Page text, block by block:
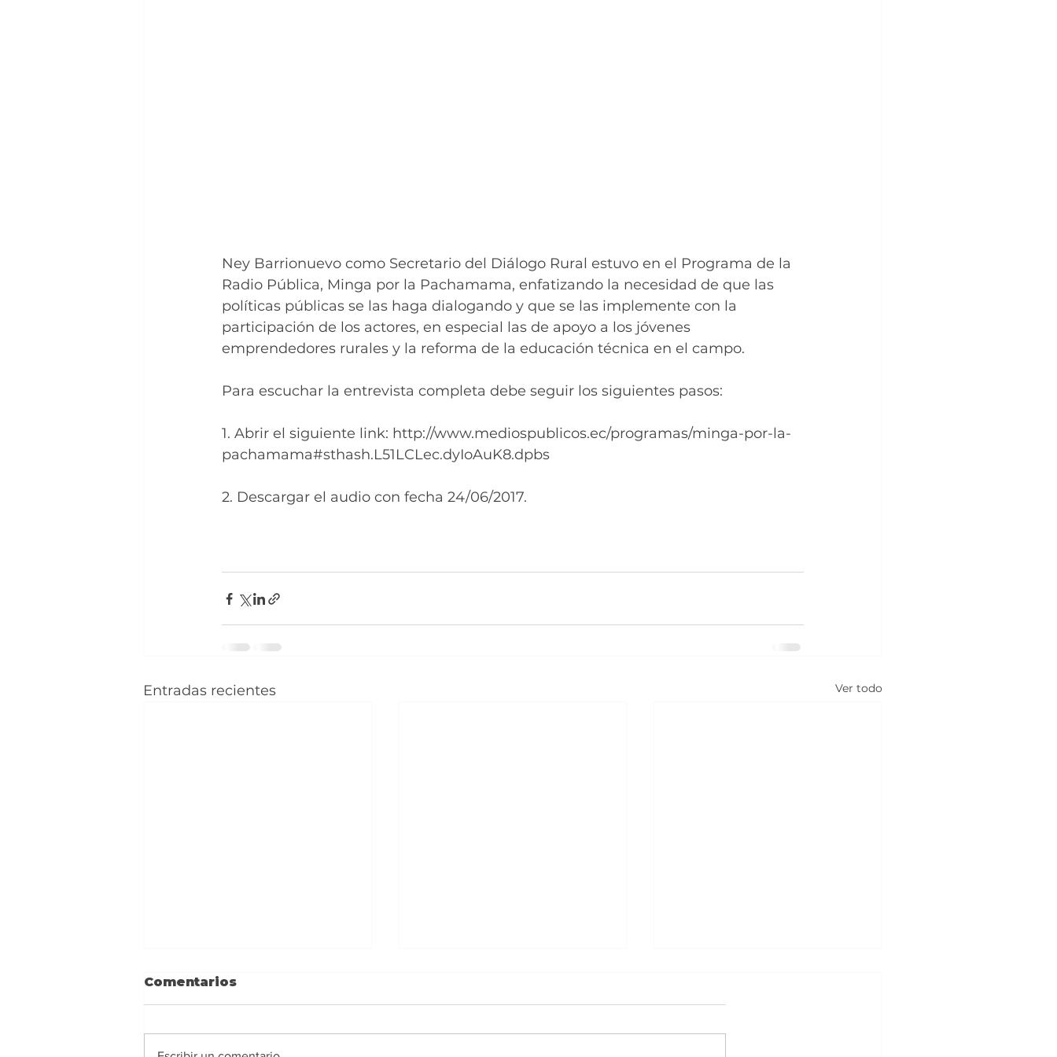
Ney Barrionuevo como Secretario del Diálogo Rural estuvo en el Programa de la
Radio Pública, Minga por la Pachamama, enfatizando la necesidad de que las
políticas públicas se las haga dialogando y que se las implemente con la
participación de los actores, en especial las de apoyo a los jóvenes
emprendedores rurales y la reforma de la educación técnica en el campo.
Para escuchar la entrevista completa debe seguir los siguientes pasos:
1. Abrir el siguiente link: http://www.mediospublicos.ec/programas/minga-por-la-
pachamama#sthash.L51LCLec.dyIoAuK8.dpbs
2. Descargar el audio con fecha 24/06/2017.
Entradas recientes Ver todo
Comentarios